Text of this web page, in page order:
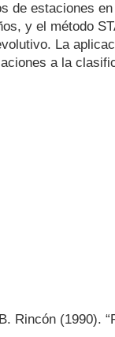
de estaciones
y el método
La
a la
Rincón (1990).